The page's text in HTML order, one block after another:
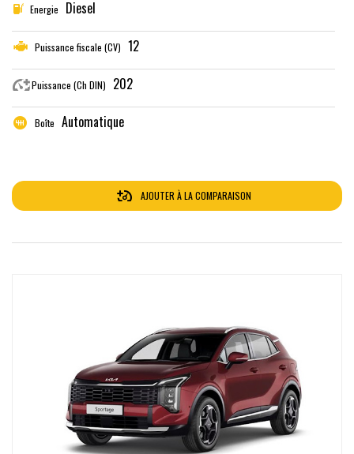
Energie Diesel
Puissance fiscale (CV) 12
Puissance (Ch DIN) 202
Boîte Automatique
AJOUTER À LA COMPARAISON